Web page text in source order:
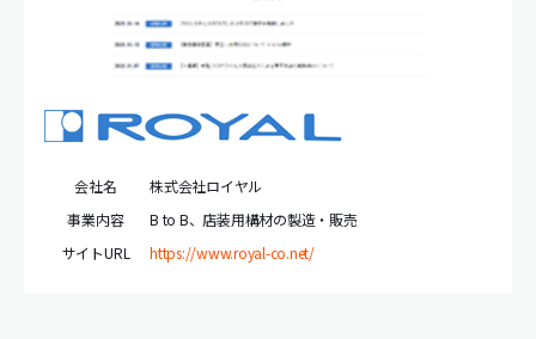
会社名
株式会社ロイヤル
事業内容
B to B、店装用構材の製造・販売
サイトURL
https://www.royal-co.net/